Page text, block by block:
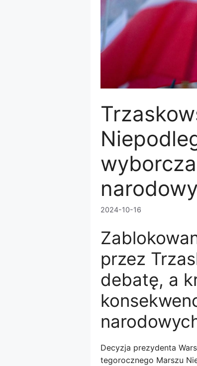
2024-10-16
przez
debatę, a
Decyzja prezydenta
tegorocznego Marszu